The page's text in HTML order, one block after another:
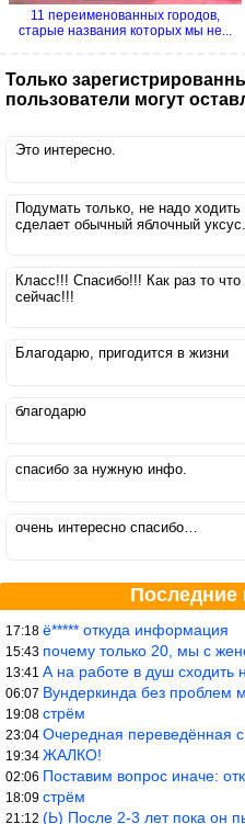
11 переименованных городов,
старые названия которых мы не...
Только
пользователи могут
Это интересно.
Подумать только, не надо ходить
сделает обычный яблочный уксус.
Класс!!! Спасибо!!! Как раз то
сейчас!!!
Благодарю, пригодится в жизни
благодарю
спасибо за нужную инфо.
очень интересно спасибо…
Последние
17:18 ё***** откуда информация
15:43 почему только 20, мы с женой
13:41 А на работе в душ сходить
06:07 Вундеркинда без проблем
19:08 стрём
23:04 Очередная переведённая с
19:34 ЖАЛКО!
02:06 Поставим вопрос иначе: откуда
18:09 стрём
21:12 (Ь) После 2-3 лет пока он